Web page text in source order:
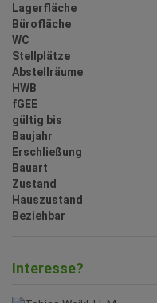
Lagerfläche
Bürofläche
WC
Stellplätze
Abstellräume
HWB
fGEE
gültig bis
Baujahr
Erschließung
Bauart
Zustand
Hauszustand
Beziehbar
Interesse?